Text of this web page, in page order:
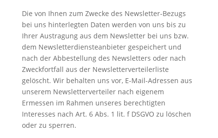
Die von Ihnen zum Zwecke des Newsletter-Bezugs
bei uns hinterlegten Daten werden von uns bis zu
Ihrer Austragung aus dem Newsletter bei uns bzw.
dem Newsletterdiensteanbieter gespeichert und
nach der Abbestellung des Newsletters oder nach
Zweckfortfall aus der Newsletterverteilerliste
gelöscht. Wir behalten uns vor, E-Mail-Adressen aus
unserem Newsletterverteiler nach eigenem
Ermessen im Rahmen unseres berechtigten
Interesses nach Art. 6 Abs. 1 lit. f DSGVO zu löschen
oder zu sperren.